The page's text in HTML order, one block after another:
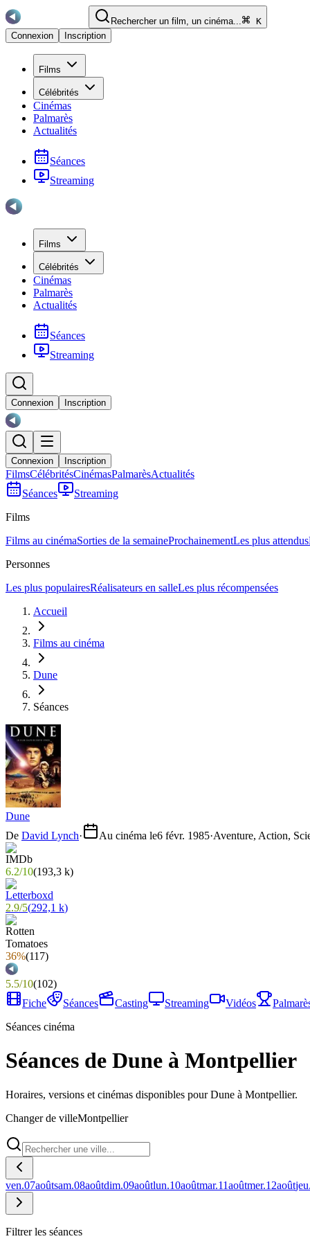
Rechercher un film, un cinéma...
K
Connexion
Inscription
Films
Célébrités
Cinémas
Palmarès
Actualités
Séances
Streaming
Films
Célébrités
Cinémas
Palmarès
Actualités
Séances
Streaming
Connexion Inscription
Connexion Inscription
FilmsCélébritésCinémasPalmarèsActualités
Séances
Streaming
Films
Films au cinémaSorties de la semaineProchainementLes plus attendus
Personnes
Les plus populairesRéalisateurs en salleLes plus récompensées
Accueil
Films au cinéma
Dune
Séances
Dune
De David Lynch· Au cinéma le6 févr. 1985·Aventure, Action,
6.2/10(193,3 k)
2.9/5(292,1 k)
36%(117)
5.5/10(102)
Fiche
Séances Casting Streaming Vidéos
Séances cinéma
Séances de Dune à Montpellier
Horaires, versions et cinémas disponibles pour Dune à Montpellier.
Changer de villeMontpellier
ven.07aoûtsam.08aoûtdim.09aoûtlun.10aoûtmar.11aoûtmer.12aoûtjeu.
Filtrer les séances